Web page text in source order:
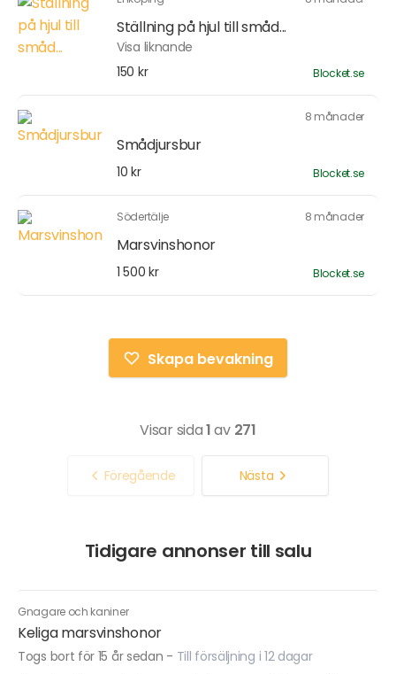
Ställning på hjul till småd...
Visa liknande
150 kr
Blocket.se
8 månader
Smådjursbur
10 kr Blocket.se
Södertälje 8 månader
Marsvinshonor
1 500 kr Blocket.se
Skapa bevakning
Visar sida1av 271
Föregående Nästa
Tidigare annonser till salu
Gnagare och kaniner
Keliga marsvinshonor
Togs bort för 15 år sedan - Till försäljning i 12 dagar